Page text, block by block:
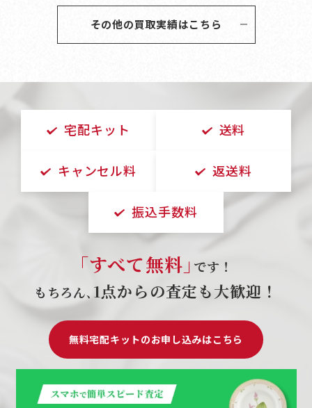
その他の買取実績はこちら
宅配キット 送料
キャンセル料 返送料
振込手数料
｢すべて無料｣ です！
もちろん､ 1点からの査定も大歓迎！
無料宅配キットのお申し込みはこちら